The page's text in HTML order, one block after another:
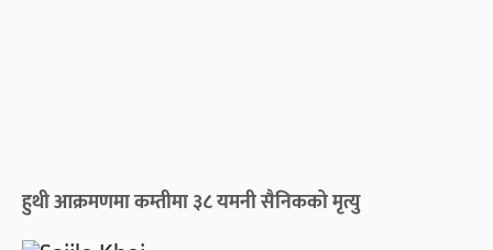
हुथी आक्रमणमा कम्तीमा ३८ यमनी सैनिकको मृत्यु